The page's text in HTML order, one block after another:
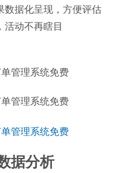
数据化呈现，方便评估
活动不再瞎目
据分析